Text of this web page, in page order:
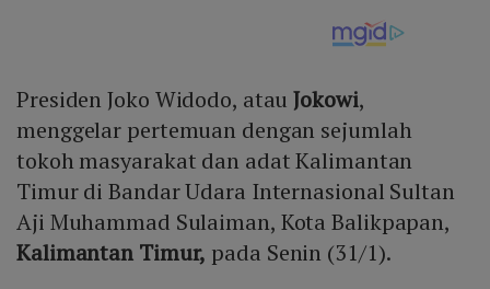
Presiden Joko Widodo, atauJokowi,
menggelar pertemuan dengan sejumlah
tokoh masyarakat dan adat Kalimantan
Timur di Bandar Udara Internasional Sultan
Aji Muhammad Sulaiman, Kota Balikpapan,
Kalimantan Timur, pada Senin (31/1).